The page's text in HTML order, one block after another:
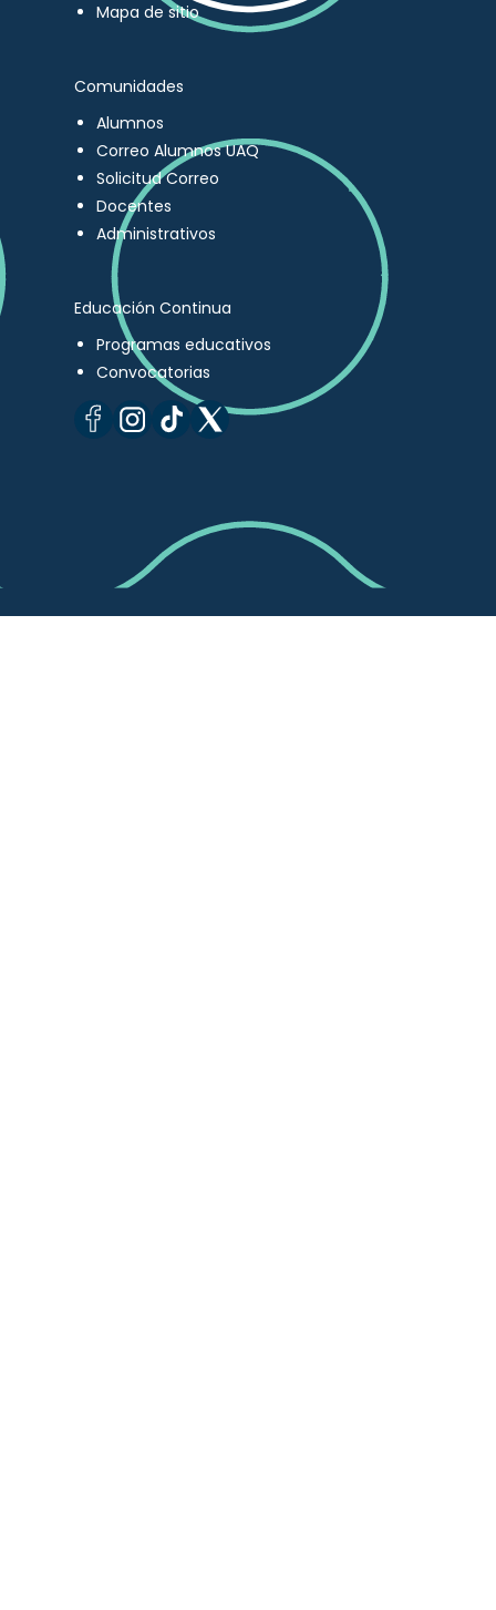
Mapa de sitio
Comunidades
Alumnos
Correo Alumnos UAQ
Solicitud Correo
Docentes
Administrativos
Educación Continua
Programas educativos
Convocatorias